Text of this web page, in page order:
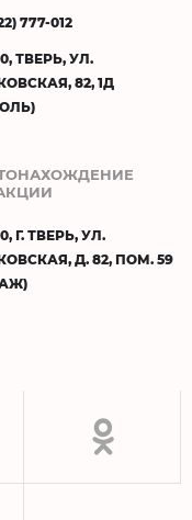
777-012
ТВЕРЬ, УЛ.
82, 1Д
Г. ТВЕРЬ, УЛ.
Д. 82, ПОМ. 59